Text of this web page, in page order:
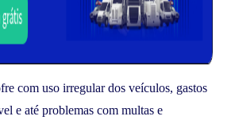
com uso irregular dos veículos, gastos
e até problemas com multas e